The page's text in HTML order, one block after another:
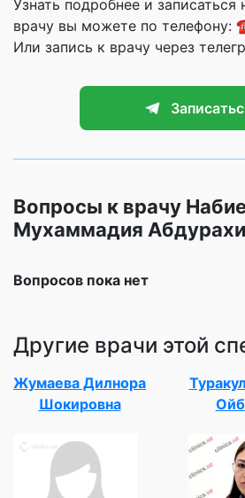
Узнать подробнее и записаться
врачу вы можете по телефону:
Или запись к врачу через
Вопросы к врачу
Мухаммадия
Вопросов пока нет
Другие врачи этой
Жумаева Дилнора
Шокировна